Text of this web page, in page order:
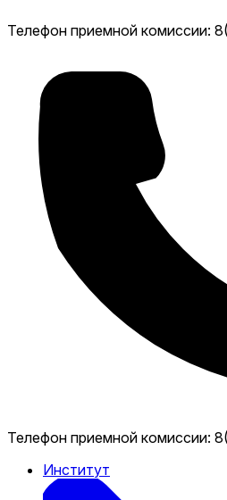
Телефон приемной комиссии:
Телефон приемной комиссии:
Институт